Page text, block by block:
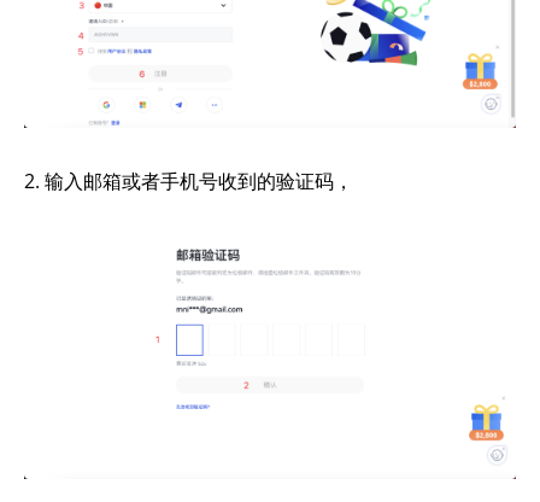
2. 输入邮箱或者手机号收到的验证码，